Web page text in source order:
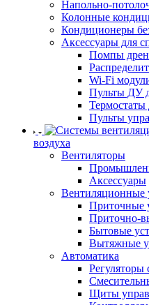
Напольно-
Колонные
Кондиционеры
Аксессуары для
Помпы
Wi-Fi
Пульты ДУ
Термостаты
Пульты
воздуха
Вентиляторы
Аксессуары
Вентиляционные
Приточные
Приточно-
Бытовые
Вытяжные
Автоматика
Регуляторы
Щиты